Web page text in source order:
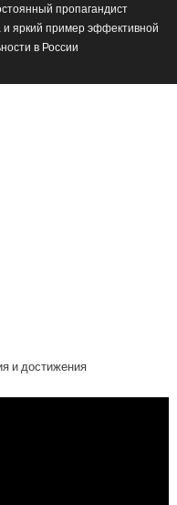
пропагандист
и яркий пример эффективной
в России